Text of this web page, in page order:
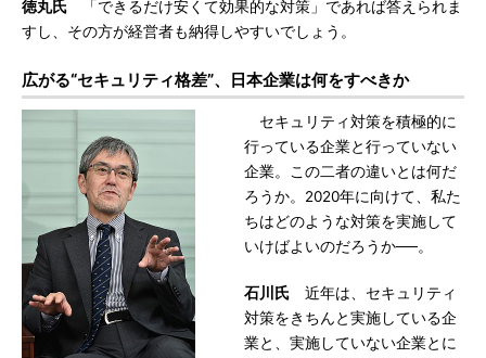
徳丸氏 「できるだけ安くて効果的な対策」であれば答えられま
すし、その方が経営者も納得しやすいでしょう。
広がる“セキュリティ格差”、日本企業は何をすべきか
セキュリティ対策を積極的に
行っている企業と行っていない
企業。この二者の違いとは何だ
ろうか。2020年に向けて、私た
ちはどのような対策を実施して
いけばよいのだろうか──。
石川氏 近年は、セキュリティ
対策をきちんと実施している企
業と、実施していない企業とに